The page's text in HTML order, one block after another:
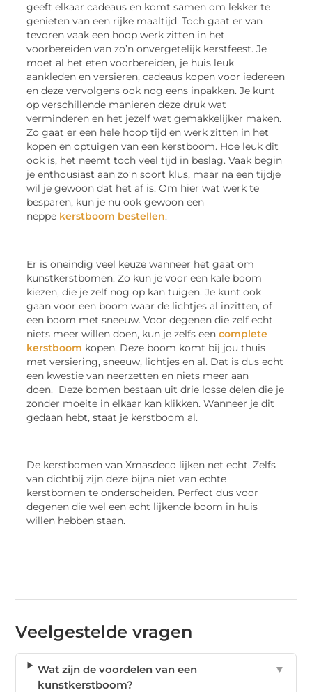
geeft elkaar cadeaus en komt samen om lekker te
genieten van een rijke maaltijd. Toch gaat er van
tevoren vaak een hoop werk zitten in het
voorbereiden van zo’n onvergetelijk kerstfeest. Je
moet al het eten voorbereiden, je huis leuk
aankleden en versieren, cadeaus kopen voor iedereen
en deze vervolgens ook nog eens inpakken. Je kunt
op verschillende manieren deze druk wat
verminderen en het jezelf wat gemakkelijker maken.
Zo gaat er een hele hoop tijd en werk zitten in het
kopen en optuigen van een kerstboom. Hoe leuk dit
ook is, het neemt toch veel tijd in beslag. Vaak begin
je enthousiast aan zo’n soort klus, maar na een tijdje
wil je gewoon dat het af is. Om hier wat werk te
besparen, kun je nu ook gewoon een
neppe kerstboom bestellen.
Er is oneindig veel keuze wanneer het gaat om
kunstkerstbomen. Zo kun je voor een kale boom
kiezen, die je zelf nog op kan tuigen. Je kunt ook
gaan voor een boom waar de lichtjes al inzitten, of
een boom met sneeuw. Voor degenen die zelf echt
niets meer willen doen, kun je zelfs eencomplete
kerstboom kopen. Deze boom komt bij jou thuis
met versiering, sneeuw, lichtjes en al. Dat is dus echt
een kwestie van neerzetten en niets meer aan
doen. Deze bomen bestaan uit drie losse delen die je
zonder moeite in elkaar kan klikken. Wanneer je dit
gedaan hebt, staat je kerstboom al.
De kerstbomen van Xmasdeco lijken net echt. Zelfs
van dichtbij zijn deze bijna niet van echte
kerstbomen te onderscheiden. Perfect dus voor
degenen die wel een echt lijkende boom in huis
willen hebben staan.
Veelgestelde vragen
Wat zijn de voordelen van een
kunstkerstboom?
▼